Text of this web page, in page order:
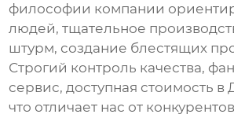
философии компании
людей, тщательное
штурм, создание блестящих
Строгий контроль качества,
сервис, доступная стоимость в
что отличает нас от